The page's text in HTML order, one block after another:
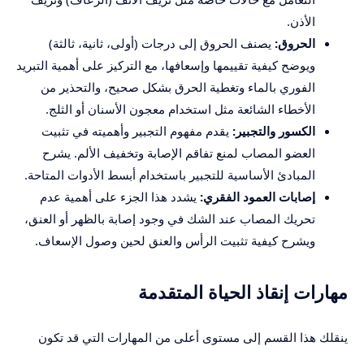
الأذن.
الحروق: يصنف الحروق إلى درجات (أولى، ثانية، ثالثة)
ويوضح كيفية تقييمها وإسعافها، مع التركيز على أهمية التبريد
الفوري بالماء وتغطية الحرق بشكل صحيح، والتحذير من
الأخطاء الشائعة مثل استخدام معجون الأسنان أو الثلج.
الكسور والتجبير: يقدم مفهوم التجبير وأهميته في تثبيت
العضو المصاب لمنع تفاقم الإصابة وتخفيف الألم. يشرح
المبادئ الأساسية للتجبير باستخدام أبسط الأدوات المتاحة.
إصابات العمود الفقري: يشدد هذا الجزء على أهمية عدم
تحريك المصاب عند الشك في وجود إصابة بالظهر أو العنق،
ويشرح كيفية تثبيت الرأس والعنق لحين وصول الإسعاف.
مهارات إنقاذ الحياة المتقدمة
ينقلك هذا القسم إلى مستوى أعلى من المهارات التي قد تكون